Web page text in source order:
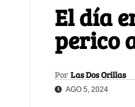
El día
perico
Por Las Dos Orillas
AGO 5, 2024